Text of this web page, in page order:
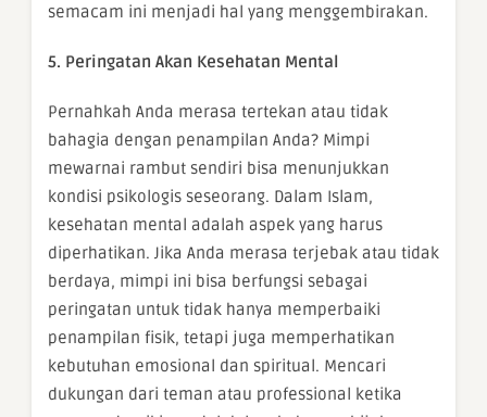
semacam ini menjadi hal yang menggembirakan.
5. Peringatan Akan Kesehatan Mental
Pernahkah Anda merasa tertekan atau tidak
bahagia dengan penampilan Anda? Mimpi
mewarnai rambut sendiri bisa menunjukkan
kondisi psikologis seseorang. Dalam Islam,
kesehatan mental adalah aspek yang harus
diperhatikan. Jika Anda merasa terjebak atau tidak
berdaya, mimpi ini bisa berfungsi sebagai
peringatan untuk tidak hanya memperbaiki
penampilan fisik, tetapi juga memperhatikan
kebutuhan emosional dan spiritual. Mencari
dukungan dari teman atau professional ketika